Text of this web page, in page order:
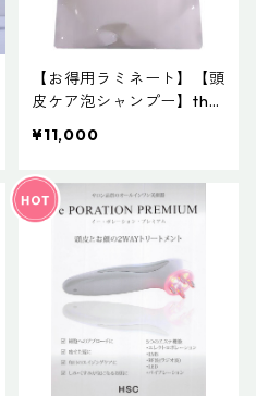
【お得用ラミネート】【頭
皮ケア泡シャンプー】the
e U 001 ヘアウォッシュ 2
¥11,000